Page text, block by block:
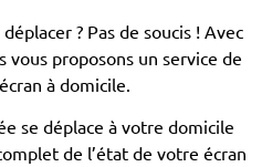
? Pas de soucis ! Avec
vous proposons un service de
à domicile.
se déplace à votre domicile
de l’état de votre écran